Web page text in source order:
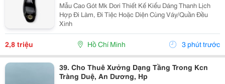
Mẫu Cao Gót Mk Dori Thiết Kế Kiểu Dáng Thanh Lịch
Hợp Đi Làm, Đi Tiệc Hoặc Diện Cùng Váy/Quần Đều
Xinh
2,8 triệu Hồ Chí Minh 3 phút trước
39. Cho Thuê Xưởng Dạng Tầng Trong Kcn
Tràng Duệ, An Dương, Hp